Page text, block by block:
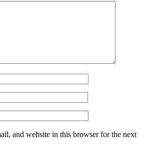
and website in this browser for the next